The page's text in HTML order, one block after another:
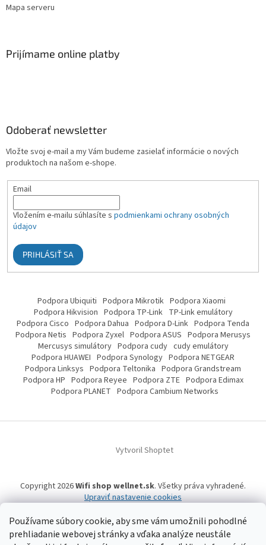
Používame súbory cookie, aby sme vám umožnili pohodlné
prehliadanie webovej stránky a vďaka analýze neustále
Mapa serveru
Prijímame online platby
Odoberať newsletter
Vložte svoj e-mail a my Vám budeme zasielať informácie o nových
produktoch na našom e-shope.
Email
Vložením e-mailu súhlasíte s podmienkami ochrany osobných
údajov
PRIHLÁSIŤ SA
Podpora Ubiquiti Podpora Mikrotik Podpora Xiaomi
Podpora Hikvision Podpora TP-Link TP-Link emulátory
Podpora Cisco Podpora Dahua Podpora D-Link Podpora Tenda
Podpora Netis Podpora Zyxel Podpora ASUS Podpora Merusys
Mercusys simulátory Podpora cudy cudy emulátory
Podpora HUAWEI Podpora Synology Podpora NETGEAR
Podpora Linksys Podpora Teltonika Podpora Grandstream
Podpora HP Podpora Reyee Podpora ZTE Podpora Edimax
Podpora PLANET Podpora Cambium Networks
Vytvoril Shoptet
Copyright 2026Wifi shop wellnet.sk. Všetky práva vyhradené.
Upraviť nastavenie cookies
Wifi shop wellnet.sk prevádzkuje spoločnosť WELLNET, s.r.o.,IČO: 36484610,